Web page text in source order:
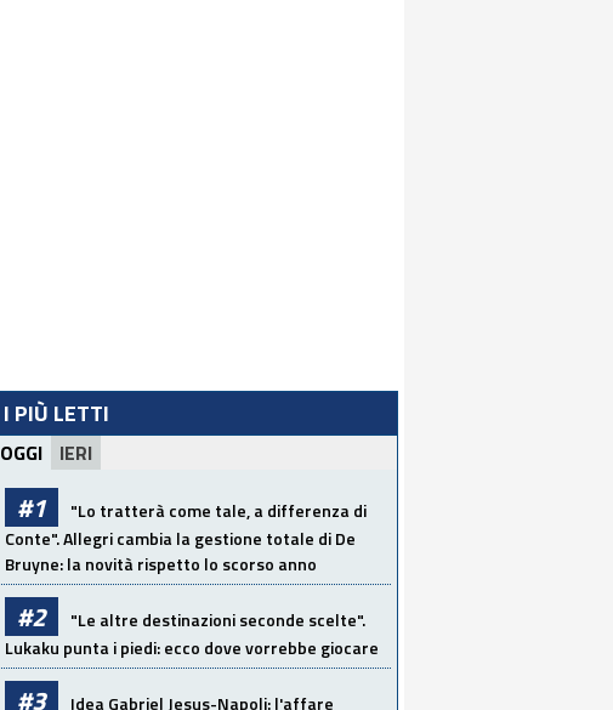
I PIÙ LETTI
OGGI IERI
#1
"Lo tratterà come tale, a differenza di
Conte". Allegri cambia la gestione totale di De
Bruyne: la novità rispetto lo scorso anno
#2
"Le altre destinazioni seconde scelte".
Lukaku punta i piedi: ecco dove vorrebbe giocare
#3
Idea Gabriel Jesus-Napoli: l'affare